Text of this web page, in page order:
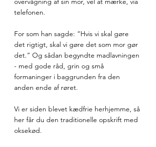
telefonen.
For som han sagde: “Hvis vi skal gøre
det rigtigt, skal vi gøre det som mor gør
det.” Og sådan begyndte madlavningen
- med gode råd, grin og små
formaninger i baggrunden fra den
anden ende af røret.
Vi er siden blevet kædfrie herhjemme, så
her får du den traditionelle opskrift med
oksekød.